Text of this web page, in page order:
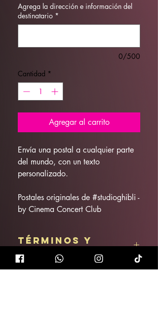
Agrega la dirección e información del
destinatario *
0/500
Cantidad *
Agregar al carrito
Envía una postal a cualquier parte
del mundo, con un texto
personalizado.
Postales originales de #studioghibli -
by Cinema Concert Club
Términos y
condiciones
Artículo no reembolsable